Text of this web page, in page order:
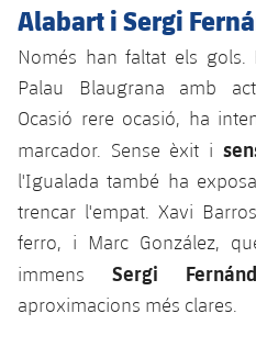
Estadi Johan Cruyff
Barça Cafe
Ciutat Esportiva
La Masia
plusicon
més
Serveis
Accessibilitat
plusicon
més
Acreditacions
SUB10 A
SUB9 A
SUB9 B
SUB8 A
SUB8 B
Jugadors
Fotos
Història
Infantil B
Mini
Entrades
Resultats
Classificació
Jugadors
Fotos
Calendari
Resultats
Jugadors
Fotos
plusicon
més
Actualitat
Juvenil
Cadet A
Cadet B
Infantil A
PLUSICON
MÉS
Primer equip
plusicon
més
Actualitat
Calendari
Entrades
Barça Atlètic
plusicon
més
Actualitat
Calendari
Base
plusicon
més
Actualitat
Campus Verano
Alabart i Sergi
Només han faltat els gols.
Palau Blaugrana amb
Ocasió rere ocasió, ha
marcador. Sense èxit i
l'Igualada també ha
trencar l'empat. Xavi
ferro, i Marc González,
immens Sergi
aproximacions més clares.